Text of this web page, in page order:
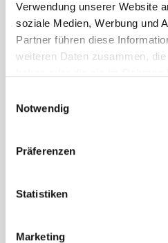
Verwendung unserer Website
soziale Medien, Werbung und
Partner führen diese
weiteren Daten zusammen,
Notwendig
Präferenzen
Statistiken
Marketing